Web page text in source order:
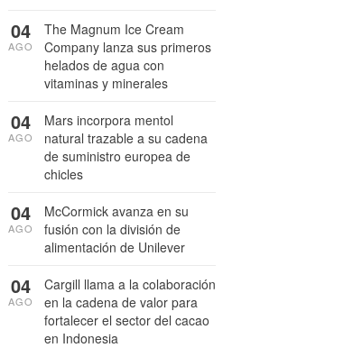
The Magnum Ice Cream
Company lanza sus primeros
helados de agua con
vitaminas y minerales
04
AGO
Mars incorpora mentol
natural trazable a su cadena
de suministro europea de
chicles
04
AGO
McCormick avanza en su
fusión con la división de
alimentación de Unilever
04
AGO
Cargill llama a la colaboración
en la cadena de valor para
fortalecer el sector del cacao
en Indonesia
04
AGO